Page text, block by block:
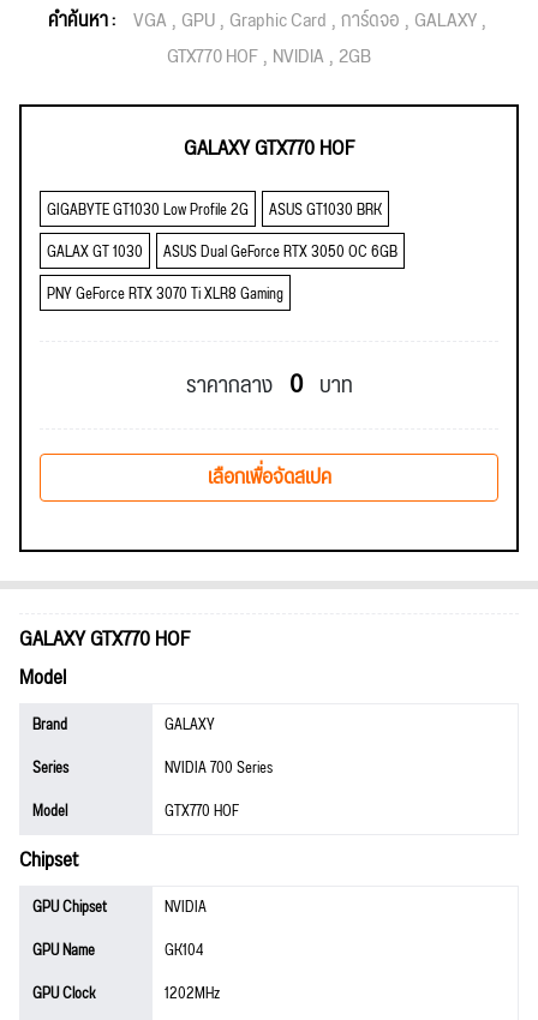
คำค้นหา : VGA GPU Graphic Card การ์ดจอ GALAXY
GTX770 HOF NVIDIA 2GB
GALAXY GTX770 HOF
GIGABYTE GT1030 Low Profile 2G
ASUS GT1030 BRK
GALAX GT 1030
ASUS Dual GeForce RTX 3050 OC 6GB
PNY GeForce RTX 3070 Ti XLR8 Gaming
ราคากลาง 0 บาท
เลือกเพื่อจัดสเปค
GALAXY GTX770 HOF
Model
Brand
GALAXY
Series
NVIDIA 700 Series
Model
GTX770 HOF
Chipset
GPU Chipset
NVIDIA
GPU Name
GK104
GPU Clock
1202MHz